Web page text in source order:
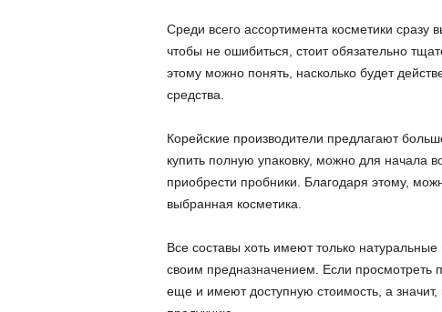
Среди всего ассортимента косметики сразу
чтобы не ошибиться, стоит обязательно
этому можно понять, насколько будет
средства.
Корейские производители предлагают
купить полную упаковку, можно для начала
приобрести пробники. Благодаря этому,
выбранная косметика.
Все составы хоть имеют только
своим предназначением. Если просмотреть
еще и имеют доступную стоимость, а